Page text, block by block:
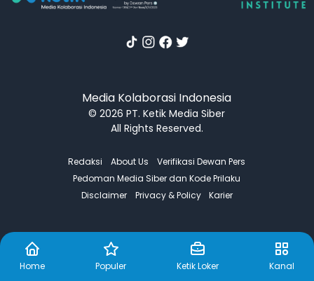
Home Populer Ketik Loker Kanal
Media Kolaborasi Indonesia
© 2026 PT. Ketik Media Siber
All Rights Reserved.
Redaksi About Us
Verifikasi Dewan Pers
Pedoman Media Siber dan Kode Prilaku
Disclaimer
Privacy & Policy Karier